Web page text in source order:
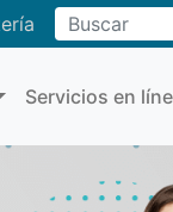
Buscar
Servicios en